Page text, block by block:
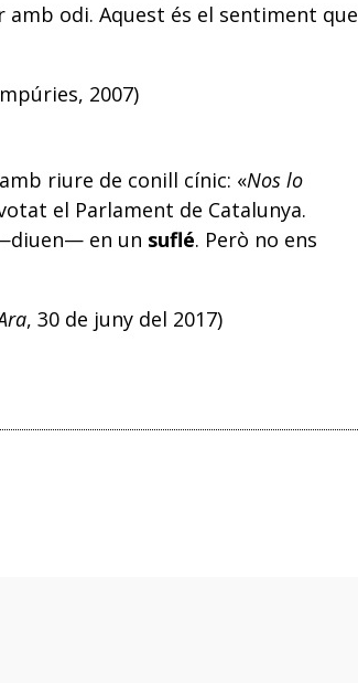
odi. Aquest és el sentiment que
2007)
riure de conill cínic: «Nos lo
el Parlament de Catalunya.
en un suflé. Però no ens
, 30 de juny del 2017)